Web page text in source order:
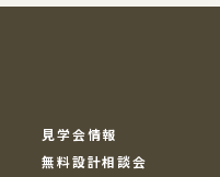
見学会情報
無料設計相談会